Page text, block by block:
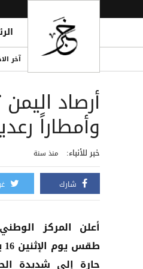
آخر
وأمطاراً
خبر للأنباء: منذ سنة
شارك
أعلن المركز
حارة إلى شديدة